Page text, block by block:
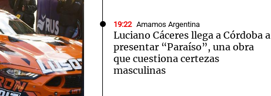
19:22 Amamos Argentina
Luciano Cáceres llega a Córdoba a
presentar “Paraíso”, una obra
que cuestiona certezas
masculinas